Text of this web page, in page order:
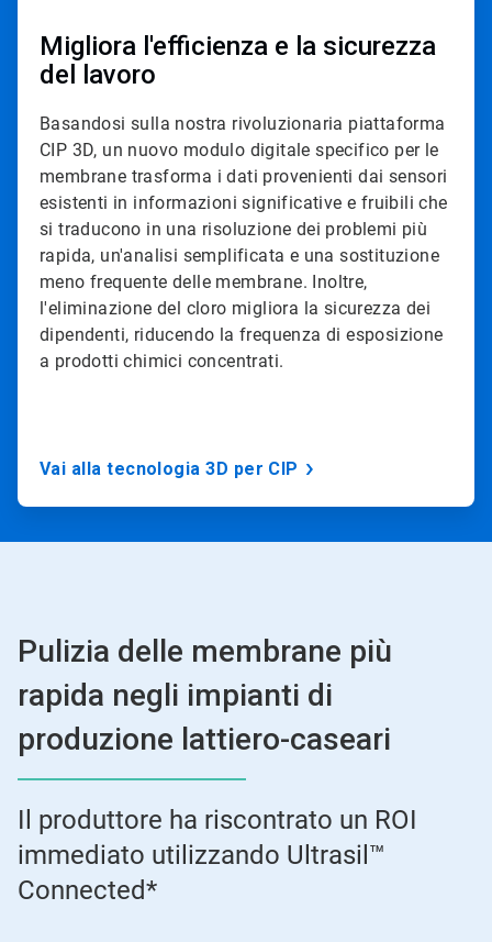
Migliora l'efficienza e la sicurezza
del lavoro
Basandosi sulla nostra rivoluzionaria piattaforma
CIP 3D, un nuovo modulo digitale specifico per le
membrane trasforma i dati provenienti dai sensori
esistenti in informazioni significative e fruibili che
si traducono in una risoluzione dei problemi più
rapida, un'analisi semplificata e una sostituzione
meno frequente delle membrane. Inoltre,
l'eliminazione del cloro migliora la sicurezza dei
dipendenti, riducendo la frequenza di esposizione
a prodotti chimici concentrati.
Vai alla tecnologia 3D per CIP
Pulizia delle membrane più
rapida negli impianti di
produzione lattiero-caseari
Il produttore ha riscontrato un ROI
immediato utilizzando Ultrasil™
Connected*